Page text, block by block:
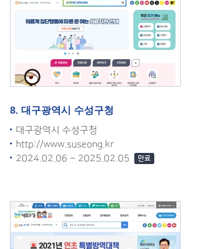
8. 대구광역시 수성구청
대구광역시 수성구청
http://www.suseong.kr
2024.02.06 ~ 2025.02.05
만료